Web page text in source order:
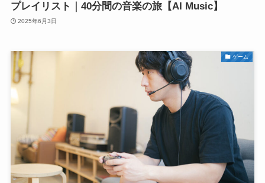
プレイリスト｜40分間の音楽の旅【AI Music】
2025年6月3日
ゲーム